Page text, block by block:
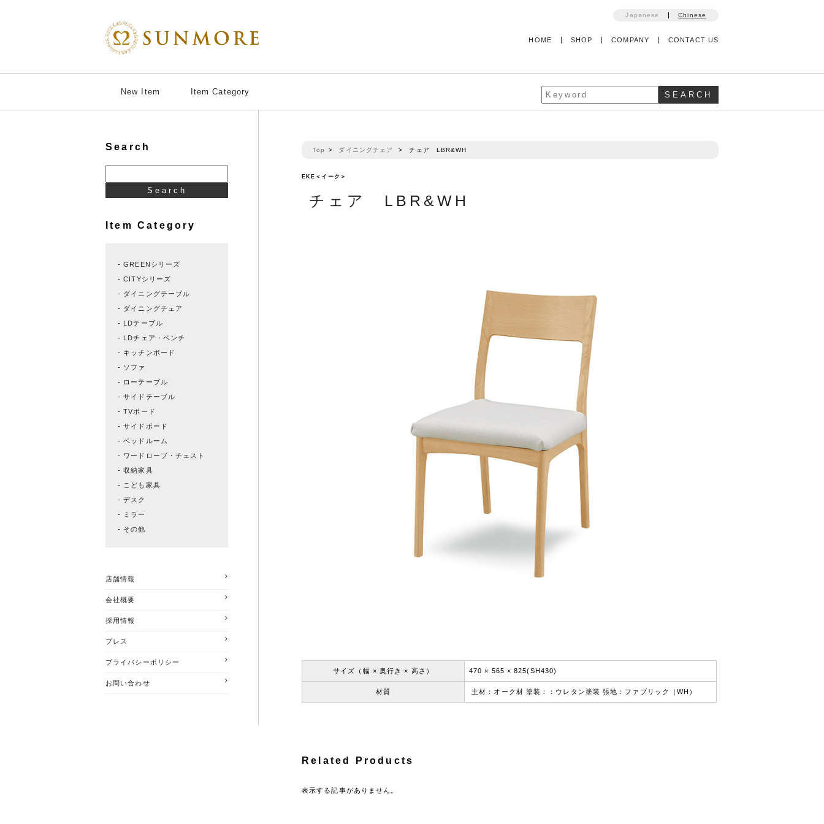
Japanese Chinese
HOME SHOP COMPANY CONTACT US
New Item Item Category SEARCH
Top > ダイニングチェア > チェア LBR&WH
EKE＜イーク＞
チェア LBR&WH
サイズ（幅 × 奥行き × 高さ） 470 × 565 × 825(SH430)
材質 主材：オーク材 塗装：：ウレタン塗装 張地：ファブリック（WH）
Related Products
表示する記事がありません。
Search
Item Category
GREENシリーズ
CITYシリーズ
ダイニングテーブル
ダイニングチェア
LDテーブル
LDチェア・ベンチ
キッチンボード
ソファ
ローテーブル
サイドテーブル
TVボード
サイドボード
ベッドルーム
ワードローブ・チェスト
収納家具
こども家具
デスク
ミラー
その他
店舗情報
会社概要
採用情報
プレス
プライバシーポリシー
お問い合わせ